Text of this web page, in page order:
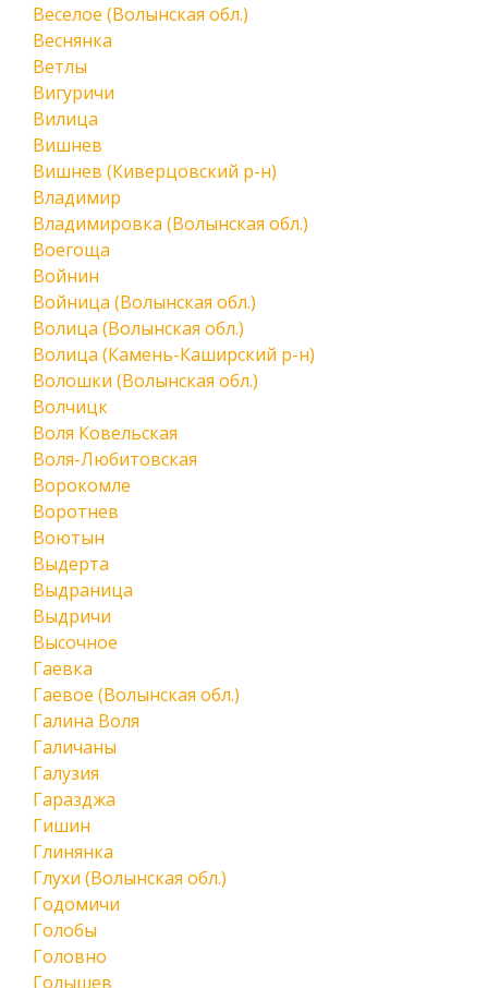
Веселое (Волынская обл.)
Веснянка
Ветлы
Вигуричи
Вилица
Вишнев
Вишнев (Киверцовский р-н)
Владимир
Владимировка (Волынская обл.)
Воегоща
Войнин
Войница (Волынская обл.)
Волица (Волынская обл.)
Волица (Камень-Каширский р-н)
Волошки (Волынская обл.)
Волчицк
Воля Ковельская
Воля-Любитовская
Ворокомле
Воротнев
Воютын
Выдерта
Выдраница
Выдричи
Высочное
Гаевка
Гаевое (Волынская обл.)
Галина Воля
Галичаны
Галузия
Гаразджа
Гишин
Глинянка
Глухи (Волынская обл.)
Годомичи
Голобы
Головно
Голышев